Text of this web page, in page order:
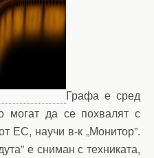
Графа е сред
могат да се похвалят с
ЕС, научи в-к „Монитор”.
е сниман с техниката,